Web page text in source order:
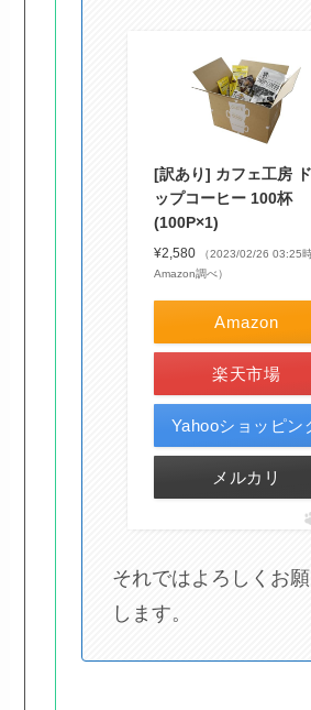
[訳あり] カフェ工房
ップコーヒー 100杯
(100P×1)
¥2,580
（2023/02/26 03:25
Amazon調べ）
Amazon
楽天市場
Yahooショッピン
メルカリ
それではよろしくお
します。